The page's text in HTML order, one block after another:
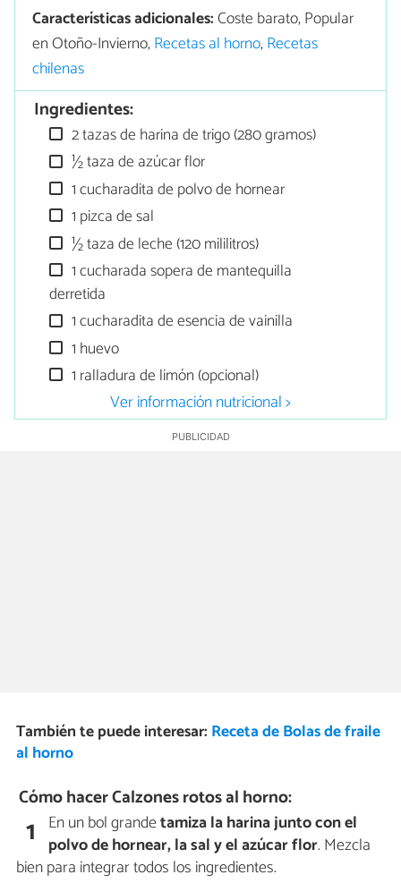
Características adicionales:Coste barato, Popular
en Otoño-Invierno,Recetas al horno,Recetas
chilenas
Ingredientes:
2 tazas de harina de trigo (280 gramos)
½ taza de azúcar flor
1 cucharadita de polvo de hornear
1 pizca de sal
½ taza de leche (120 mililitros)
1 cucharada sopera de mantequilla
derretida
1 cucharadita de esencia de vainilla
1 huevo
1 ralladura de limón (opcional)
Ver información nutricional >
También te puede interesar: Receta de Bolas de fraile
al horno
Cómo hacer Calzones rotos al horno:
1 En un bol grandetamiza la harina junto con el
polvo de hornear, la sal y el azúcar flor. Mezcla
bien para integrar todos los ingredientes.